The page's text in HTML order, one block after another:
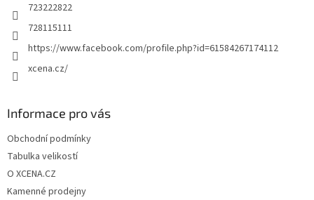
723222822
728115111
https://www.facebook.com/profile.php?id=61584267174112
xcena.cz/
Informace pro vás
Obchodní podmínky
Tabulka velikostí
O XCENA.CZ
Kamenné prodejny